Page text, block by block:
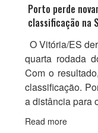
Porto perde
classificação na
O Vitória/ES
quarta rodada
Com o
classificação.
a distância para
Read more